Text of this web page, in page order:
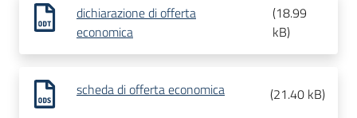
dichiarazione di offerta
economica
(18.99
kB)
scheda di offerta economica (21.40 kB)